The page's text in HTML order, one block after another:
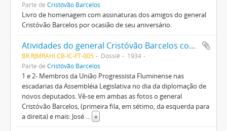
Parte de Cristóvão Barcelos
Livro de homenagem com assinaturas dos amigos do general
Cristóvão Barcelos por ocasião de seu aniversário.
Atividades do general Cristóvão Barcelos como deputado federal e membro da Assembléia Constituinte de 1934
BR RJMRAHI CB-IC-FT-005 Dossiê
1934
Parte de Cristóvão Barcelos
1 e 2- Membros da União Progressista Fluminense nas
escadarias da Assembléia Legislativa no dia da diplomação de
novos deputados. Vê-se em ambas as fotos o general
Cristóvão Barcelos, (primeira fila, em sétimo, da esquerda para
a direita) e mais: José ... »